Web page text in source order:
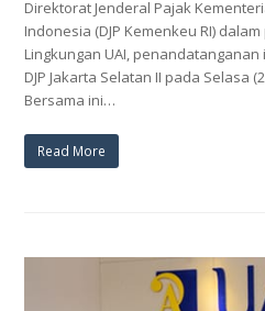
Direktorat Jenderal Pajak
Indonesia (DJP Kemenkeu RI)
Lingkungan UAI,
DJP Jakarta Selatan II pada Selasa
Bersama ini…
Read More